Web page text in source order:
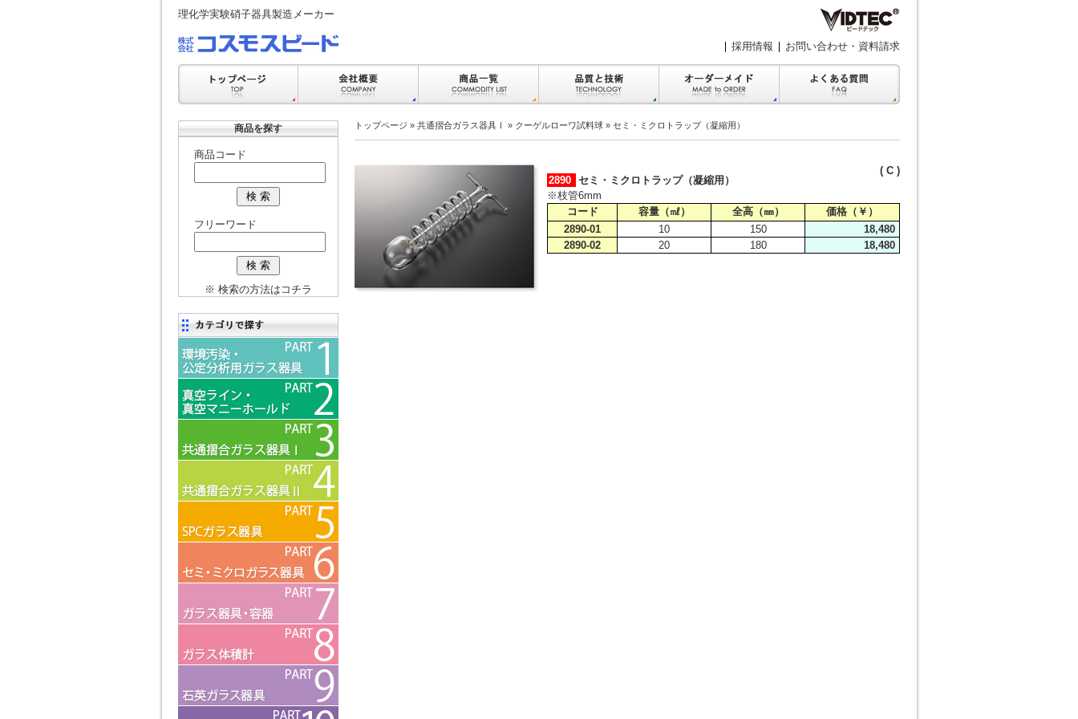
理化学実験硝子器具製造メーカー
お問い合わせ・資料請求
採用情報
商品を探す
商品コード
フリーワード
※ 検索の方法はコチラ
トップページ » 共通摺合ガラス器具Ⅰ » クーゲルローワ試料球 » セミ・ミクロトラップ（凝縮用）
( C )
2890 セミ・ミクロトラップ（凝縮用）
※枝管6mm
コード
容量（㎖） 全高（㎜）
価格（￥）
2890-01
10 150
18,480
2890-02
20 180 18,480